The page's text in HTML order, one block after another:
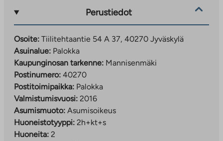
Perustiedot
Osoite: Tiilitehtaantie 54 A 37, 40270 Jyväskylä
Asuinalue: Palokka
Kaupunginosan tarkenne: Mannisenmäki
Postinumero: 40270
Postitoimipaikka: Palokka
Valmistumisvuosi: 2016
Asumismuoto: Asumisoikeus
Huoneistotyyppi: 2h+kt+s
Huoneita: 2